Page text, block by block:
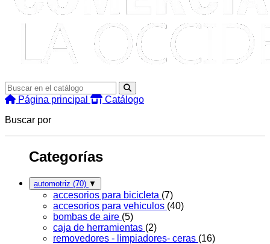
Página principal
Catálogo
Buscar por
Categorías
automotriz (70) ▼
accesorios para bicicleta (7)
accesorios para vehiculos (40)
bombas de aire (5)
caja de herramientas (2)
removedores - limpiadores- ceras (16)